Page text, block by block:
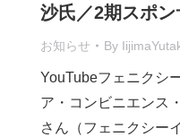
沙氏／2期スポン
お知らせ By
YouTubeフェニクシ
ア・コンビニエンス
さん（フェニクシー